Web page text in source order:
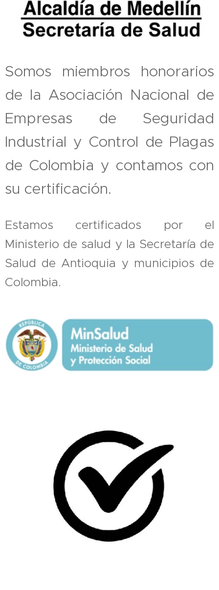
Somos miembros honorarios
de la Asociación Nacional de
Empresas de Seguridad
Industrial y Control de Plagas
de Colombia y contamos con
su certificación.
Estamos certificados por el
Ministerio de salud y la Secretaría de
Salud de Antioquia y municipios de
Colombia.